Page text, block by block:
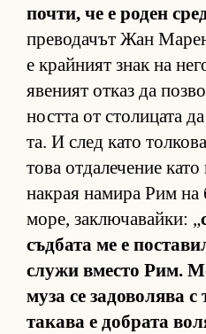
поч­ти, че е ро­ден
пре­во­да­чът Жан
е край­ният знак на
я­ве­ният от­каз да
ността от сто­ли­цата
та. И след като
това от­да­ле­че­ние
нак­рая на­мира Рим на
мо­ре, зак­лю­ча­вай­ки: „
съд­бата ме е
служи вместо Рим.
муза се за­до­во­лява
та­кава е доб­рата